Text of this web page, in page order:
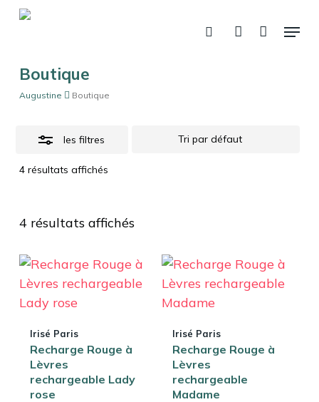
Skip
content
rechercheaccountMenu
Fermer
Boutique
Augustine Boutique
les filtres
4 résultats affichés
4 résultats affichés
Irisé Paris
Recharge Rouge à
Lèvres
rechargeable Lady
rose
Irisé Paris
Recharge Rouge à
Lèvres
rechargeable
Madame
Close